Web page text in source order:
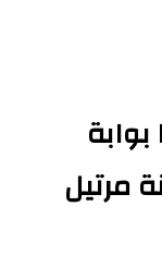
Discover more from بوابة
مرتيل